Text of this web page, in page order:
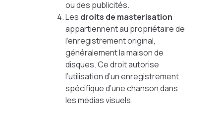
ou des publicités.
Les droits de masterisation
appartiennent au propriétaire de
l’enregistrement original,
généralement la maison de
disques. Ce droit autorise
l’utilisation d’un enregistrement
spécifique d’une chanson dans
les médias visuels.